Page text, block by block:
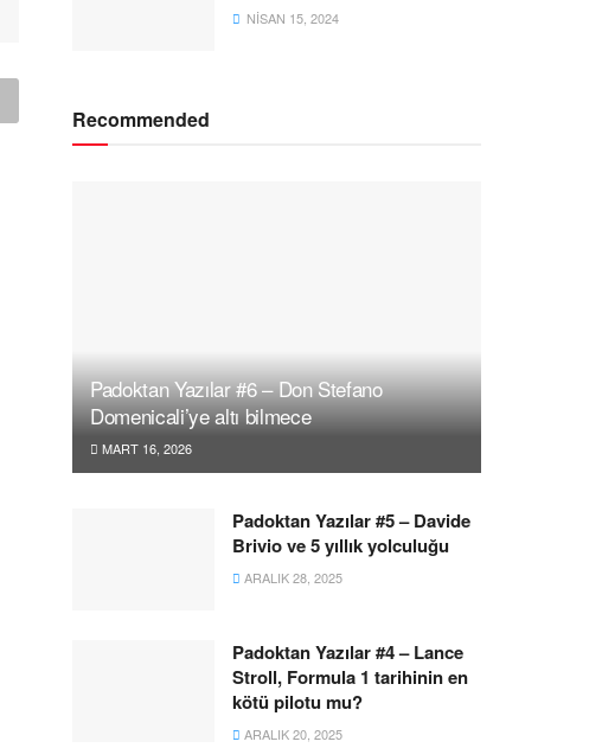
NISAN 15, 2024
Recommended
Padoktan Yazılar #6 – Don Stefano
Domenicali’ye altı bilmece
MART 16, 2026
Padoktan Yazılar #5 – Davide
Brivio ve 5 yıllık yolculuğu
ARALIK 28, 2025
Padoktan Yazılar #4 – Lance
Stroll, Formula 1 tarihinin en
kötü pilotu mu?
ARALIK 20, 2025